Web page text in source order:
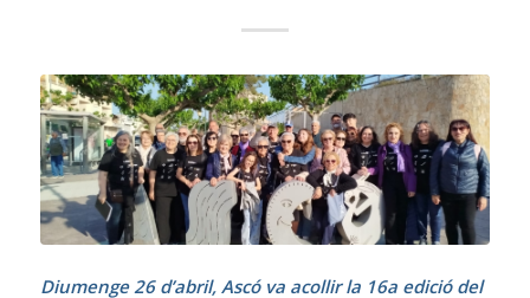
Diumenge 26 d’abril, Ascó va acollir la 16a edició del